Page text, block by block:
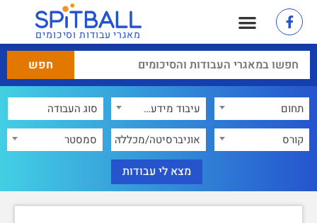
מאגרי עבודות וסיכומים
תחום
עיבוד מידע חזותי
קורס
אוניברסיטה/מכללה סמסטר